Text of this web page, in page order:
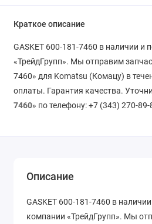
Краткое описание
GASKET 600-181-7460 в наличии и
«ТрейдГрупп». Мы отправим
7460» для Komatsu (Комацу) в
оплаты. Гарантия качества.
7460» по телефону: +7 (343) 270-89-
Описание
GASKET 600-181-7460 в
компании «ТрейдГрупп». Мы